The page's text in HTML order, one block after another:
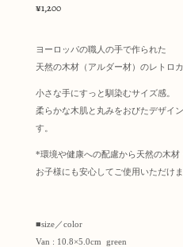
¥1,200
ヨーロッパの職人の手で作られた
天然の木材（アルダー材）のレトロカ
小さな手にすっと馴染むサイズ感。
柔らかな木肌と丸みをおびたデザイ
す。
*環境や健康への配慮から天然の木材
お子様にも安心してご使用いただけま
■size／color
Van : 10.8×5.0cm green